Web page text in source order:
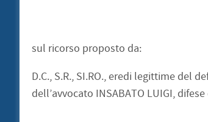
sul ricorso proposto da:
D.C., S.R., SI.RO., eredi legittime del
dell’avvocato INSABATO LUIGI,